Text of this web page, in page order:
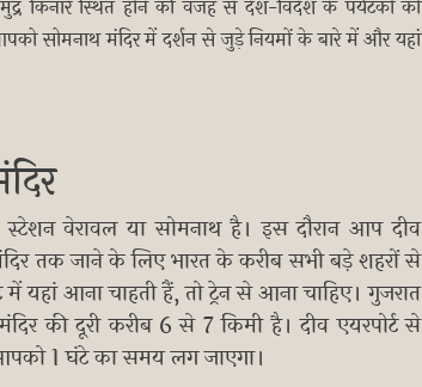
किनारे स्थित होने की वजह से देश-विदेश के पर्यटकों को
सोमनाथ मंदिर में दर्शन से जुड़े नियमों के बारे में और यहां
वेरावल या सोमनाथ है। इस दौरान आप दीव
तक जाने के लिए भारत के करीब सभी बड़े शहरों से
यहां आना चाहती हैं, तो ट्रेन से आना चाहिए। गुजरात
की दूरी करीब 6 से 7 किमी है। दीव एयरपोर्ट से
1 घंटे का समय लग जाएगा।